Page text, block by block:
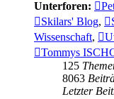
Unterforen:
Skilars' Blog,
Wissenschaft,
Tommys
125
8063
Letzter